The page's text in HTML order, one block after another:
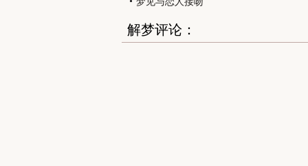
解梦评论：